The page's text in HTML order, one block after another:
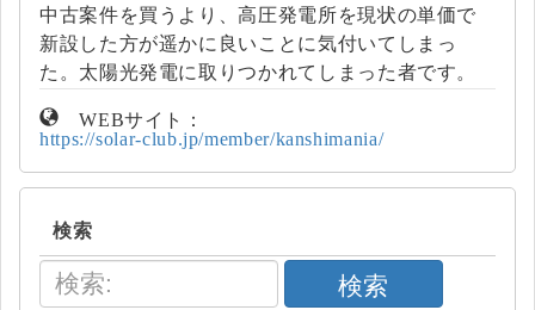
中古案件を買うより、高圧発電所を現状の単価で
新設した方が遥かに良いことに気付いてしまっ
た。太陽光発電に取りつかれてしまった者です。
WEBサイト：
https://solar-club.jp/member/kanshimania/
検索
検索